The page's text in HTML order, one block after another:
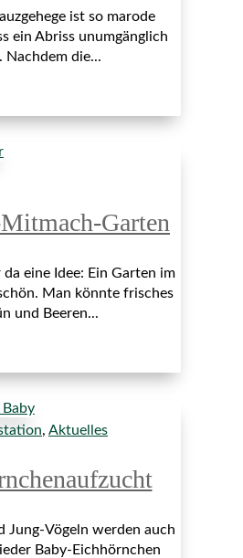
ist so marode
ein Abriss unumgänglich
Nachdem die...
Garten
eine Idee: Ein Garten im
Man könnte frisches
und Beeren...
, Aktuelles
Jung-Vögeln werden auch
Baby-Eichhörnchen